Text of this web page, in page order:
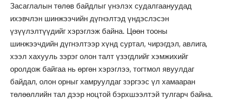
Засаглалын төлөв байдлыг үнэлэх судалгаануудад
ихэвчлэн шинжээчийн дүгнэлтэд үндэслэсэн
үзүүлэлтүүдийг хэрэглэж байна. Цөөн тооны
шинжээчдийн дүгнэлтээр хүнд суртал, чирэгдэл, авлига,
хээл хахууль зэрэг олон талт үзэгдлийг хэмжихийг
оролдож байгаа нь өргөн хэрэглээ, тогтмол явуулдаг
байдал, олон орныг хамруулдаг зэргээс үл хамааран
төлөөллийн тал дээр ноцтой бэрхшээлтэй тулгарч байна.